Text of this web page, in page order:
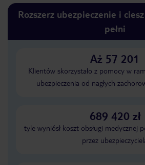
Rozszerz ubezpieczenie i
pełni
Aż 57 201
Klientów skorzystało z pomocy w
ubezpieczenia od nagłych
689 420 zł
tyle wyniósł koszt obsługi medycznej
przez